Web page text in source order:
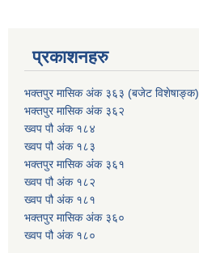
प्रकाशनहरु
भक्तपुर मासिक अंक ३६३ (बजेट विशेषाङ्क)
भक्तपुर मासिक अंक ३६२
ख्वप पौ अंक १८४
ख्वप पौ अंक १८३
भक्तपुर मासिक अंक ३६१
ख्वप पौ अंक १८२
ख्वप पौ अंक १८१
भक्तपुर मासिक अंक ३६०
ख्वप पौ अंक १८०